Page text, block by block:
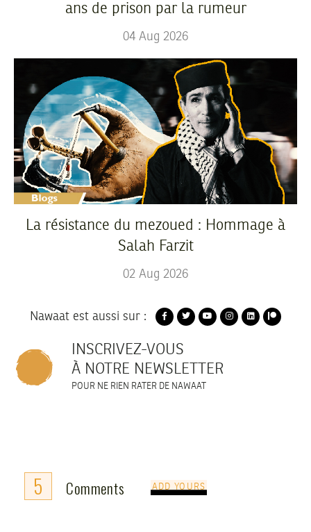
ans de prison par la rumeur
04 Aug 2026
La résistance du mezoued : Hommage à
Salah Farzit
02 Aug 2026
Nawaat est aussi sur :
INSCRIVEZ-VOUS
À NOTRE NEWSLETTER
POUR NE RIEN RATER DE NAWAAT
5 Comments ADD YOURS